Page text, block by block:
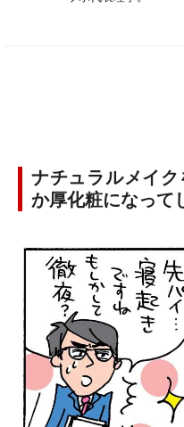
ナチュラルメイ
か厚化粧になって